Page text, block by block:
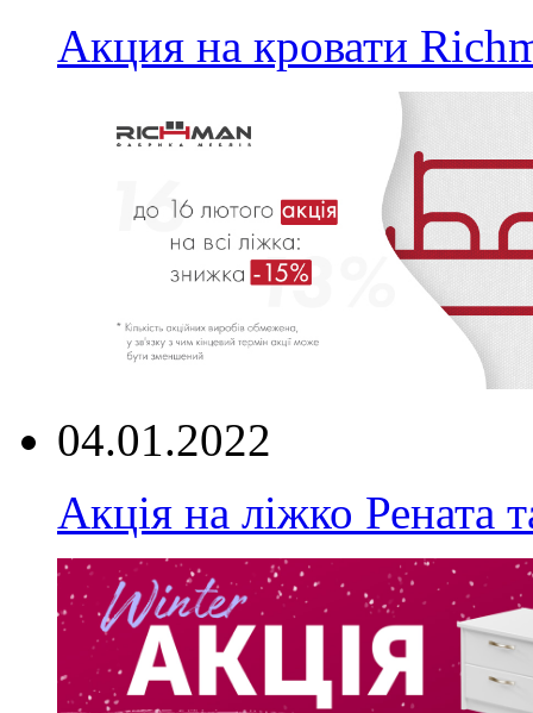
Акция на кровати
04.01.2022
Акція на ліжко